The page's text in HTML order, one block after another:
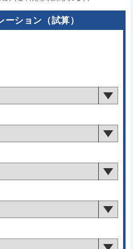
ーション（試算）